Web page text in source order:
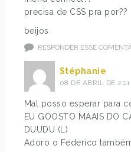
precisa de CSS pra por??
beijos
RESPONDER ESSE
Stéphanie
08 DE ABRIL DE
Mal posso esperar para
EU GOOSTO MAAIS DO
DUUDU (L)
Adoro o Federico